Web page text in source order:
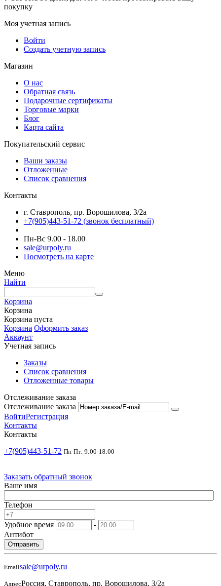
покупку
Моя учетная запись
Войти
Создать учетную запись
Магазин
О нас
Обратная связь
Подарочные сертификаты
Торговые марки
Блог
Карта сайта
Покупательский сервис
Ваши заказы
Отложенные
Список сравнения
Контакты
г. Ставрополь, пр. Ворошилова, 3/2а
+7(905)443-51-72 (звонок бесплатный)
Пн-Вс 9.00 - 18.00
sale@urpoly.ru
Посмотреть на карте
Меню
Найти
Корзина
Корзина
Корзина пуста
Корзина Оформить заказ
Аккаунт
Учетная запись
Заказы
Список сравнения
Отложенные товары
Отслеживание заказа
Отслеживание заказа
ВойтиРегистрация
Контакты
Контакты
+7(905)443-51-72 Пн-Пт: 9:00-18:00
Заказать обратный звонок
Ваше имя
Телефон
Удобное время
-
Антибот
Отправить
Emailsale@urpoly.ru
АдресРоссия, Ставрополь, пр. Ворошилова, 3/2а